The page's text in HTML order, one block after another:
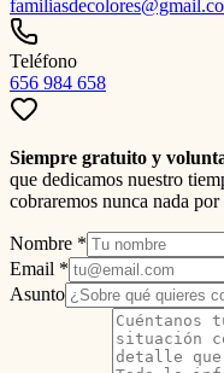
Teléfono
656 984 658
Siempre gratuito y
que dedicamos nuestro
cobraremos nunca nada por
Nombre *
Email *
Asunto